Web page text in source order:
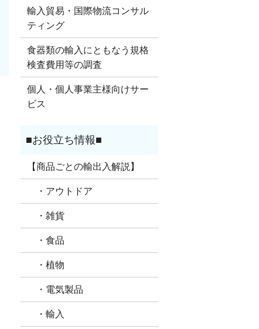
輸入貿易・国際物流コンサル
ティング
食器類の輸入にともなう規格
検査費用等の調査
個人・個人事業主様向けサー
ビス
【商品ごとの輸出入解説】
・アウトドア
・雑貨
・食品
・植物
・電気製品
・輸入